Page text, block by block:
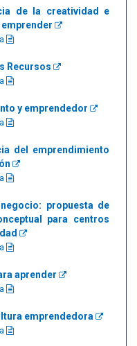
de la creatividad e
Recursos
y emprendedor
del emprendimiento
propuesta de
para centros
aprender
emprendedora